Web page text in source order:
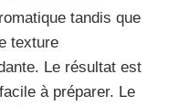
tandis que
texture
Le résultat est
à préparer. Le